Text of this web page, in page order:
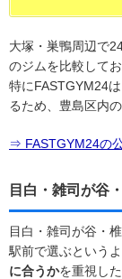
大塚・巣鴨周辺で
のジムを比較して
特にFASTGYM24
るため、豊島区内
⇒ FASTGYM24の
目白・雑司が谷
目白・雑司が谷・
駅前で選ぶというよ
に合うかを重視し